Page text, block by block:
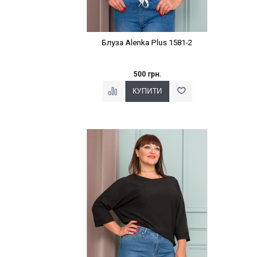
Блуза Alenka Plus 1581-2
500 грн.
Наклейки Варіант з %